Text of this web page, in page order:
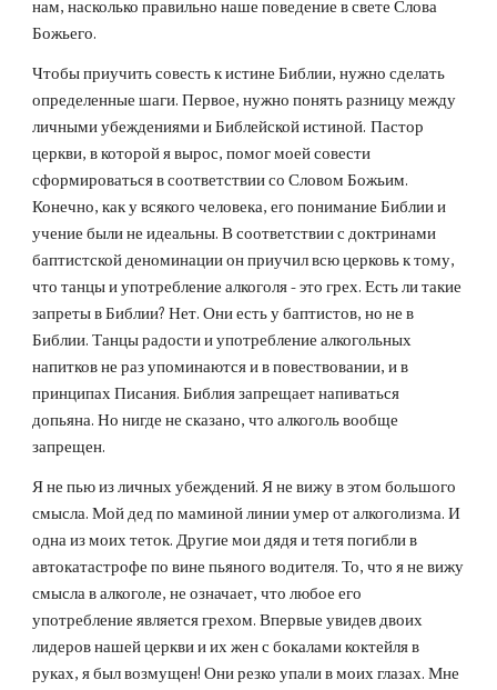
нам, насколько правильно наше поведение в свете Слова
Божьего.
Чтобы приучить совесть к истине Библии, нужно сделать
определенные шаги. Первое, нужно понять разницу между
личными убеждениями и Библейской истиной. Пастор
церкви, в которой я вырос, помог моей совести
сформироваться в соответствии со Словом Божьим.
Конечно, как у всякого человека, его понимание Библии и
учение были не идеальны. В соответствии с доктринами
баптистской деноминации он приучил всю церковь к тому,
что танцы и употребление алкоголя - это грех. Есть ли такие
запреты в Библии? Нет. Они есть у баптистов, но не в
Библии. Танцы радости и употребление алкогольных
напитков не раз упоминаются и в повествовании, и в
принципах Писания. Библия запрещает напиваться
допьяна. Но нигде не сказано, что алкоголь вообще
запрещен.
Я не пью из личных убеждений. Я не вижу в этом большого
смысла. Мой дед по маминой линии умер от алкоголизма. И
одна из моих теток. Другие мои дядя и тетя погибли в
автокатастрофе по вине пьяного водителя. То, что я не вижу
смысла в алкоголе, не означает, что любое его
употребление является грехом. Впервые увидев двоих
лидеров нашей церкви и их жен с бокалами коктейля в
руках, я был возмущен! Они резко упали в моих глазах. Мне